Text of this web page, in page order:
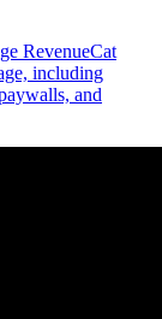
RevenueCat
including
and